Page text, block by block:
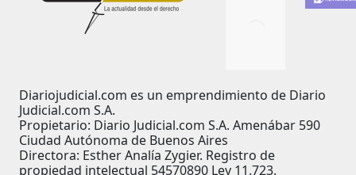
Diariojudicial.com es un emprendimiento de Diario
Judicial.com S.A.
Propietario: Diario Judicial.com S.A. Amenábar 590
Ciudad Autónoma de Buenos Aires
Directora: Esther Analía Zygier. Registro de
propiedad intelectual 54570890 Ley 11.723.